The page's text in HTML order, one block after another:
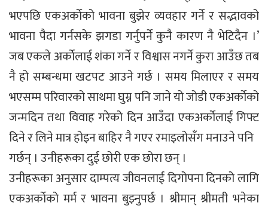
भएपछि एकअर्काेको भावना बुझेर व्यवहार गर्ने र सद्भावको
भावना पैदा गर्नसके झगडा गर्नुपर्ने कुनै कारण नै भेटिदैन ।’
जब एकले अर्काेलाई शंका गर्ने र विश्वास नगर्ने कुरा आउँछ तब
नै हो सम्बन्धमा खटपट आउने गर्छ । समय मिलाएर र समय
भएसम्म परिवारको साथमा घुम्न पनि जाने यो जोडी एकअर्काेको
जन्मदिन तथा विवाह गरेको दिन आउँदा एकअर्काेलाई गिफ्ट
दिने र लिने मात्र होइन बाहिर नै गएर रमाइलोसँग मनाउने पनि
गर्छन् । उनीहरूका दुई छोरी एक छोरा छन् ।
उनीहरूका अनुसार दाम्पत्य जीवनलाई दिगोपना दिनको लागि
एकअर्काेको मर्म र भावना बुझ्नुपर्छ । श्रीमान् श्रीमती भनेका